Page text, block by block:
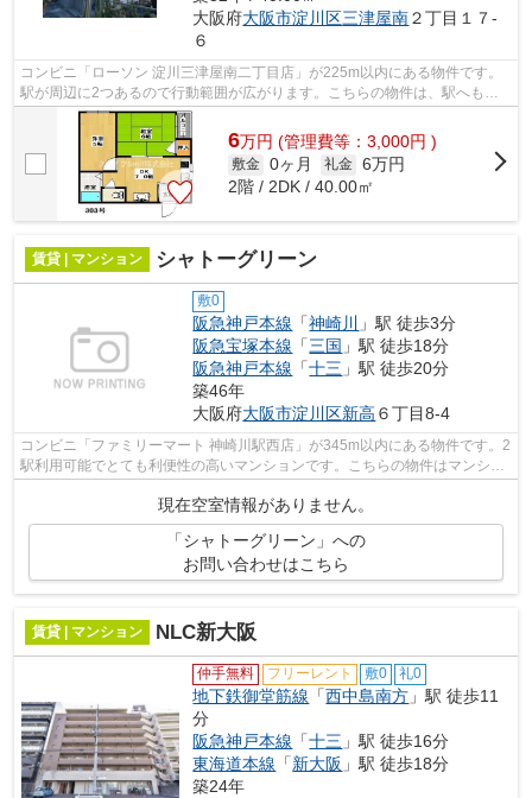
大阪府大阪市淀川区三津屋南２丁目１７-
６
コンビニ「ローソン 淀川三津屋南二丁目店」が225m以内にある物件です。
駅が周辺に2つあるので行動範囲が広がります。こちらの物件は、駅へも徒
歩12分と歩いてアクセスできます。こち...
6万円 (管理費等：3,000円 )
敷金 0ヶ月 礼金 6万円
2階 / 2DK / 40.00㎡
賃貸 | マンション シャトーグリーン
敷0
阪急神戸本線 「神崎川
」駅 徒歩3分
阪急宝塚本線 「三国 」駅 徒歩18分
阪急神戸本線 「十三 」駅 徒歩20分
築46年
大阪府大阪市淀川区新高 ６丁目8-4
コンビニ「ファミリーマート 神崎川駅西店」が345m以内にある物件です。2
駅利用可能でとても利便性の高いマンションです。こちらの物件はマンショ
ンです。徒歩3分の位置に駅がある物件...
現在空室情報がありません。
「シャトーグリーン」への
お問い合わせはこちら
賃貸 | マンション NLC新大阪
仲手無料 フリーレント 敷0 礼0
地下鉄御堂筋線 「西中島南方 」駅 徒歩11
分
阪急神戸本線 「十三 」駅 徒歩16分
東海道本線 「新大阪 」駅 徒歩18分
築24年